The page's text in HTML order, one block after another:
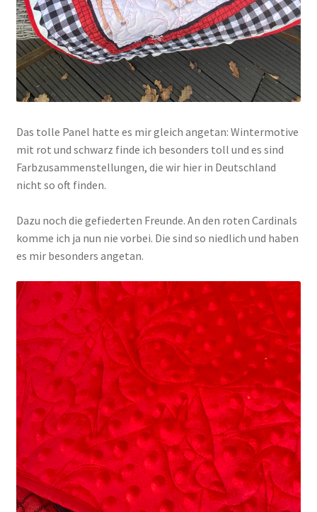
Das tolle Panel hatte es mir gleich angetan: Wintermotive
mit rot und schwarz finde ich besonders toll und es sind
Farbzusammenstellungen, die wir hier in Deutschland
nicht so oft finden.
Dazu noch die gefiederten Freunde. An den roten Cardinals
komme ich ja nun nie vorbei. Die sind so niedlich und haben
es mir besonders angetan.